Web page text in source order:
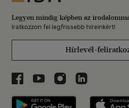
Legyen mindig képben az
Iratkozzon fel legfrissebb híreinkért!
Hírlevél-
Libri a Facebookon
Libri a Youtube-on
Libri azLibri a
Libri